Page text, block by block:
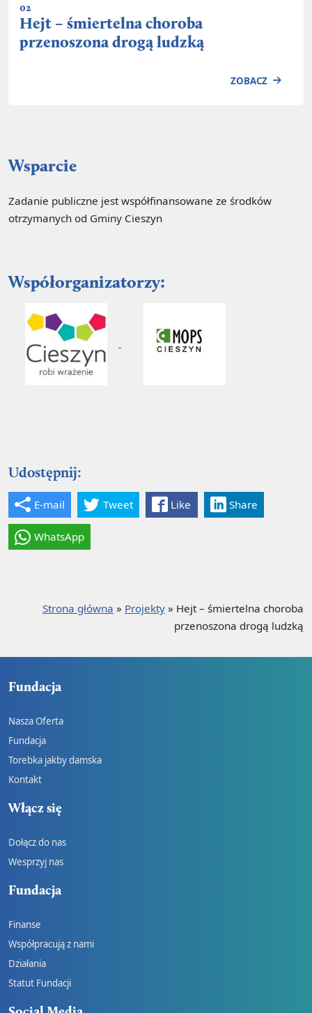
02
Hejt – śmiertelna choroba
przenoszona drogą ludzką
ZOBACZ
Wsparcie
Zadanie publiczne jest współfinansowane ze środków
otrzymanych od Gminy Cieszyn
Współorganizatorzy:
Udostępnij:
E-mail Tweet Like Share
WhatsApp
Strona główna » Projekty » Hejt – śmiertelna choroba
przenoszona drogą ludzką
Fundacja
Nasza Oferta
Fundacja
Torebka jakby damska
Kontakt
Włącz się
Dołącz do nas
Wesprzyj nas
Fundacja
Finanse
Współpracują z nami
Działania
Statut Fundacji